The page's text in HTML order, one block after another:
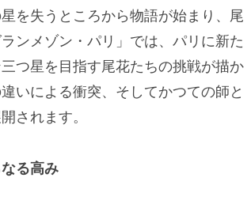
を失うところから物語が始まり、尾
ンメゾン・パリ」では、パリに新た
つ星を目指す尾花たちの挑戦が描か
いによる衝突、そしてかつての師と
されます。
る高み